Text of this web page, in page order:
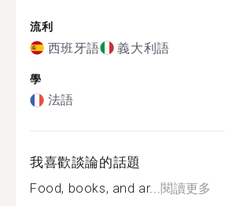
流利
西班牙語 義大利語
學
法語
我喜歡談論的話題
Food, books, and ar...閱讀更多